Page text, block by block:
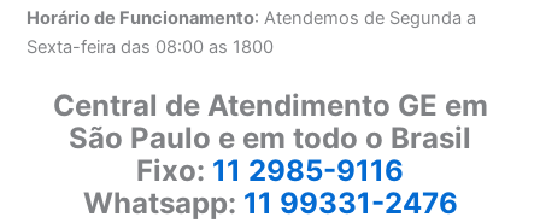
Horário de Funcionamento: Atendemos de Segunda a
Sexta-feira das 08:00 as 1800
Central de Atendimento GE em
São Paulo e em todo o Brasil
Fixo: 11 2985-9116
Whatsapp: 11 99331-2476